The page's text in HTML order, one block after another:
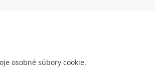
osobné súbory cookie.